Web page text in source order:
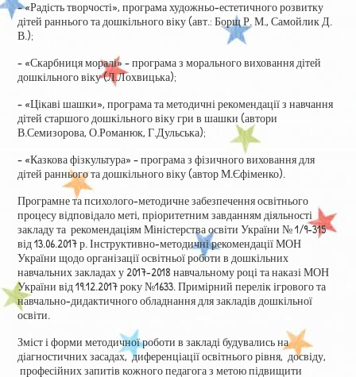
– «Радість творчості», програма художньо-естетичного розвитку
дітей раннього та дошкільного віку (авт.: Борщ Р. М., Самойлик Д.
В.);
– «Скарбниця моралі» – програма з морального виховання дітей
дошкільного віку (Л.Лохвицька);
– «Цікаві шашки», програма та методичні рекомендації з навчання
дітей старшого дошкільного віку гри в шашки (автори
В.Семизорова, О.Романюк, Г.Дульська);
– «Казкова фізкультура» – програма з фізичного виховання для
дітей раннього та дошкільного віку (автор М.Єфіменко).
Програмне та психолого-методичне забезпечення освітнього
процесу відповідало меті, пріоритетним завданням діяльності
закладу та рекомендаціям Міністерства освіти України № 1/9-315
від 13.06.2017 р. Інструктивно-методичні рекомендації МОН
України щодо організації освітньої роботи в дошкільних
навчальних закладах у 2017-2018 навчальному році та наказі МОН
України від 19.12.2017 року №1633. Примірний перелік ігрового та
навчально-дидактичного обладнання для закладів дошкільної
освіти.
Зміст і форми методичної роботи в закладі будувались на
діагностичних засадах, диференціації освітнього рівня, досвіду,
професійних запитів кожного педагога з метою підвищити